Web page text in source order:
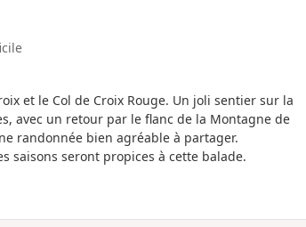
et le Col de Croix Rouge. Un joli sentier sur la
avec un retour par le flanc de la Montagne de
randonnée bien agréable à partager.
saisons seront propices à cette balade.